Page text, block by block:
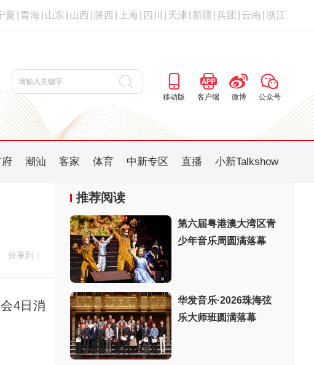
夏 青海 山东 山西 陕西 上海 四川 天津 新疆 兵团 云南 浙江
移动版 客户端 微博 公众号
府 潮汕 客家 体育 中新专区 直播 小新Talkshow
分享到：
4日消
推荐阅读
第六届粤港澳大湾区青
少年音乐周圆满落幕
华发音乐·2026珠海弦
乐大师班圆满落幕